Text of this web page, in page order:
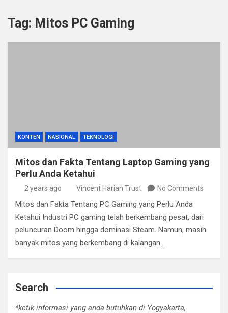
Tag: Mitos PC Gaming
KONTEN NASIONAL TEKNOLOGI
Mitos dan Fakta Tentang Laptop Gaming yang
Perlu Anda Ketahui
2 years ago Vincent Harian Trust No Comments
Mitos dan Fakta Tentang PC Gaming yang Perlu Anda
Ketahui Industri PC gaming telah berkembang pesat, dari
peluncuran Doom hingga dominasi Steam. Namun, masih
banyak mitos yang berkembang di kalangan…
Search
*ketik informasi yang anda butuhkan di Yogyakarta,